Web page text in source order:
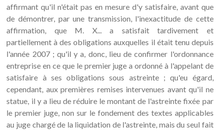
affirmant qu'il n'était pas en mesure d'y satisfaire, avant que
de démontrer, par une transmission, l'inexactitude de cette
affirmation, que M. X... a satisfait tardivement et
partiellement à des obligations auxquelles il était tenu depuis
l'année 2007 ; qu'il y a, donc, lieu de confirmer l'ordonnance
entreprise en ce que le premier juge a ordonné à l'appelant de
satisfaire à ses obligations sous astreinte ; qu'eu égard,
cependant, aux premières remises intervenues avant qu'il ne
statue, il y a lieu de réduire le montant de l'astreinte fixée par
le premier juge, non sur le fondement des textes applicables
au juge chargé de la liquidation de l'astreinte, mais du seul fait